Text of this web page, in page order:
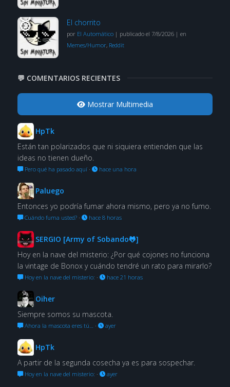
El chorrito
por El Automático| publicado el 7/8/2026| en
Memes/Humor, Reddit
💬 COMENTARIOS RECIENTES
Mostrar Multimedia
HpTk
Están tan polarizados que ni siquiera entienden que las
ideas no tienen dueño.
Pero qué ha pasado aquí· hace una hora
Paluego
Entonces yo podría fumar ahora mismo, pero ya no fumo.
Cuándo fuma usted?· hace 8 horas
SERGIO [Army of Sobando🐸]
Hoy en la nave del misterio: ¿Por qué cojones no funciona
la vintage de Bonox y cuándo tendré un rato para mirarlo?
Hoy en la nave del misterio: · hace 21 horas
Oiher
Siempre somos su mascota.
Ahora la mascota eres tú… · ayer
HpTk
A partir de la segunda cosecha ya es para sospechar.
Hoy en la nave del misterio: · ayer